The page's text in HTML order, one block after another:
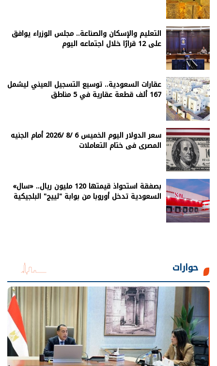
التعليم والإسكان والصناعة.. مجلس الوزراء يوافق
على 12 قرارًا خلال اجتماعه اليوم
عقارات السعودية.. توسيع التسجيل العيني ليشمل
167 ألف قطعة عقارية في 5 مناطق
سعر الدولار اليوم الخميس 6 /8 /2026 أمام الجنيه
المصرى فى ختام التعاملات
بصفقة استحواذ قيمتها 120 مليون ريال.. «سال»
السعودية تدخل أوروبا من بوابة "لييج" البلجيكية
حوارات